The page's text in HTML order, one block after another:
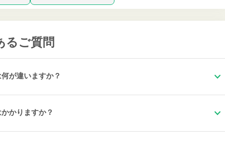
るご質問
が違いますか？
かりますか？